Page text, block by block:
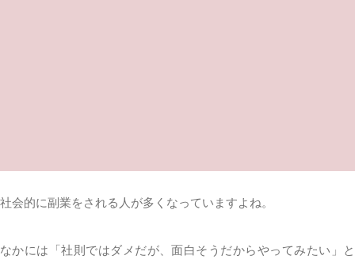
社会的に副業をされる人が多くなっていますよね。
なかには「社則ではダメだが、面白そうだからやってみたい」と